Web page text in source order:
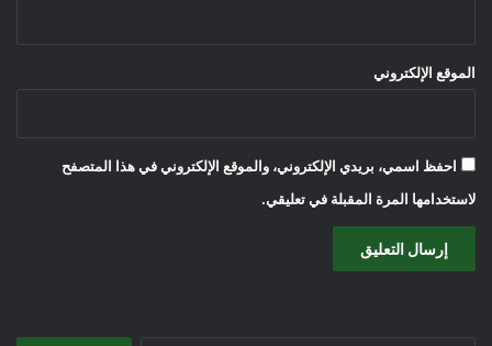
الموقع الإلكتروني
احفظ اسمي، بريدي الإلكتروني، والموقع الإلكتروني في هذا المتصفح
لاستخدامها المرة المقبلة في تعليقي.